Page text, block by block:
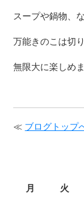
スープや鍋物、
万能きのこは切
無限大に楽しめま
≪ ブログトップ
月
火